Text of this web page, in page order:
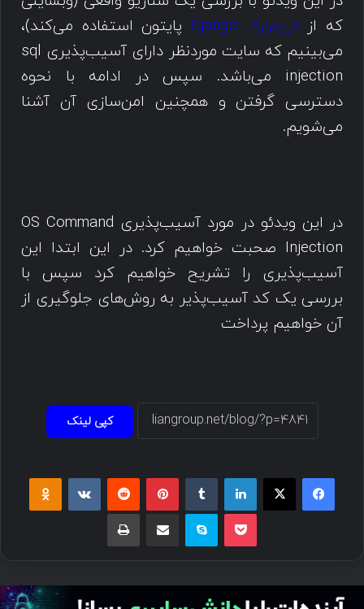
که ازفریمورک Django
پایتون استفاده می‌کند)،
می‌بینیم که سایت موردنظر دارای آسیب‌پذیری sql
injection می‌باشد. سپس در ادامه با نحوه
دسترسی گرفتن و همچنین امن‌سازی آن آشنا
می‌شویم.
در این ویدئو در مورد آسیب‌پذیری OS Command
Injection صحبت خواهیم کرد. در این ابتدا این
آسیب‌پذیری را تشریح خواهیم کرد سپس با
بررسی یک کد آسیب‌‌پذیر به روش‌های جلوگیری از
آن خواهیم پرداخت
کپی لینک